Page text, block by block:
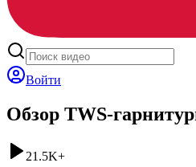
Войти
Обзор TWS-
21.5K+